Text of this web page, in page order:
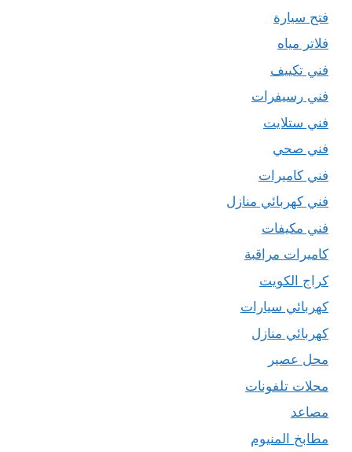
فتح سيارة
فلاتر مياه
فني تكييف
فني رسيفرات
فني ستلايت
فني صحي
فني كاميرات
فني كهربائي منازل
فني مكيفات
كاميرات مراقبة
كراج الكويت
كهربائي سيارات
كهربائي منازل
محل عصير
محلات تلفونات
مصاعد
مطابخ المنيوم